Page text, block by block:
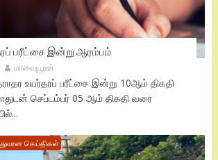
பரீட்சை இன்று ஆரம்பம்
மாவையூரன்
உயர்தரப் பரீட்சை இன்று 10ஆம் திகதி
செப்டம்பர் 05 ஆம் திகதி வரை
செய்திகள்